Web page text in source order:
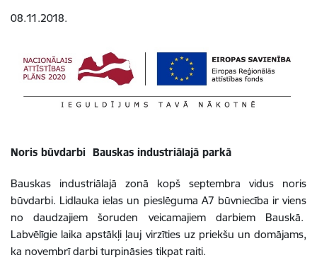
08.11.2018.
Noris būvdarbi Bauskas industriālajā parkā
Bauskas industriālajā zonā kopš septembra vidus noris
būvdarbi. Lidlauka ielas un pieslēguma A7 būvniecība ir viens
no daudzajiem šoruden veicamajiem darbiem Bauskā.
Labvēlīgie laika apstākļi ļauj virzīties uz priekšu un domājams,
ka novembrī darbi turpināsies tikpat raiti.